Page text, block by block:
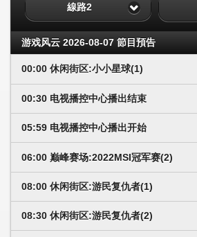
線路2
游戏风云 2026-08-07 節目預告
00:00 休闲街区:小小星球(1)
00:30 电视播控中心播出结束
05:59 电视播控中心播出开始
06:00 巅峰赛场:2022MSI冠军赛(2)
08:00 休闲街区:游民复仇者(1)
08:30 休闲街区:游民复仇者(2)